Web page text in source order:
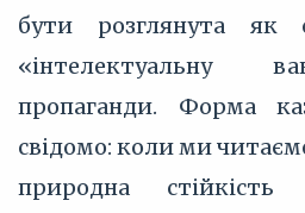
бути розглянута як
«інтелектуальну
пропаганди. Форма
свідомо: коли ми
природна стійкість